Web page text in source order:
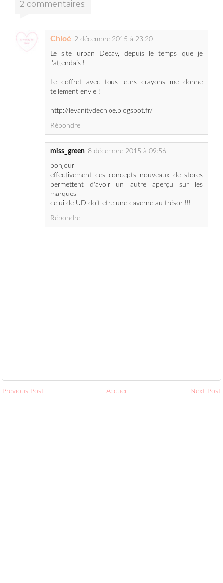
Chloé 2 décembre 2015 à 23:20
l'attendais !
Répondre
effectivement ces concepts nouveaux de stores
permettent d'avoir un autre aperçu sur les
celui de UD doit etre une caverne au trésor !!!
Répondre